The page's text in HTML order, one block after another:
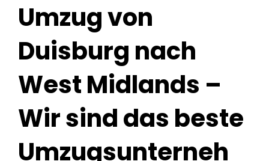
Umzug von
Duisburg nach
West Midlands –
Wir sind das beste
Umzugsunterneh